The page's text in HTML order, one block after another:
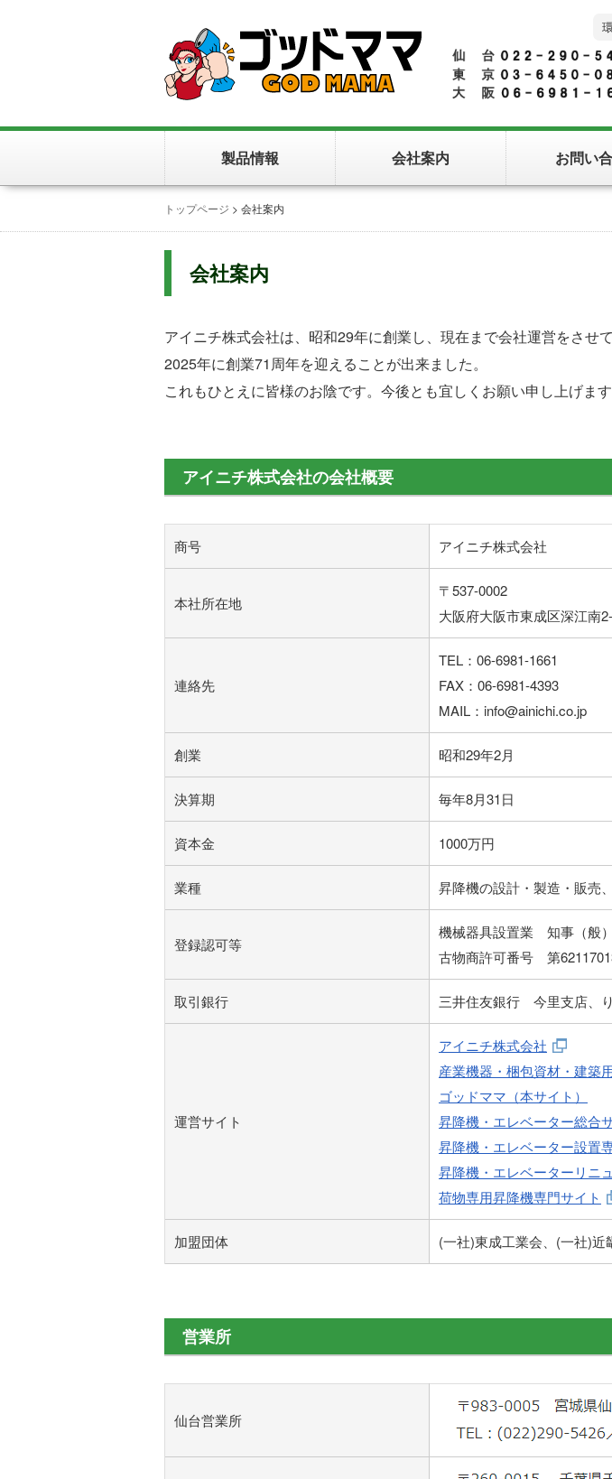
製品情報 会社案内 お問い
トップページ > 会社案内
会社案内
アイニチ株式会社は、昭和29年に創業し、現在まで会社運営をさせて
2025年に創業71周年を迎えることが出来ました。
これもひとえに皆様のお陰です。今後とも宜しくお願い申し上げます
アイニチ株式会社の会社概要
商号 アイニチ株式会社
本社所在地
〒537-0002
大阪府大阪市東成区深江南
連絡先
TEL：06-6981-1661
FAX：06-6981-4393
MAIL：info@ainichi.co.jp
創業 昭和29年2月
決算期 毎年8月31日
資本金 1000万円
業種 昇降機の設計・製造・販売
登録認可等
機械器具設置業 知事（般
古物商許可番号 第
取引銀行 三井住友銀行 今里支店、
運営サイト
アイニチ株式会社
産業機器・梱包資材・建築
ゴッドママ（本サイト）
昇降機・エレベーター総合
昇降機・エレベーター設置
昇降機・エレベーターリニ
荷物専用昇降機専門サイト
加盟団体 (一社)東成工業会、(一社)
営業所
仙台営業所